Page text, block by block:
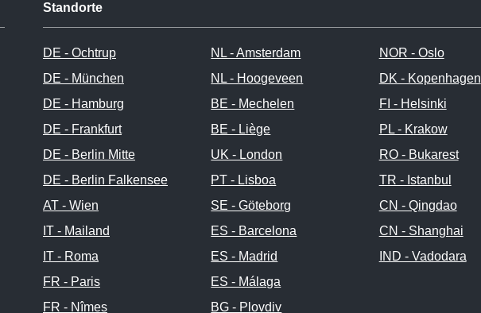
Standorte
DE - Ochtrup
DE - München
DE - Hamburg
DE - Frankfurt
DE - Berlin Mitte
DE - Berlin Falkensee
AT - Wien
IT - Mailand
IT - Roma
FR - Paris
FR - Nîmes
NL - Amsterdam
NL - Hoogeveen
BE - Mechelen
BE - Liège
UK - London
PT - Lisboa
SE - Göteborg
ES - Barcelona
ES - Madrid
ES - Málaga
BG - Plovdiv
NOR - Oslo
DK - Kopenhagen
FI - Helsinki
PL - Krakow
RO - Bukarest
TR - Istanbul
CN - Qingdao
CN - Shanghai
IND - Vadodara